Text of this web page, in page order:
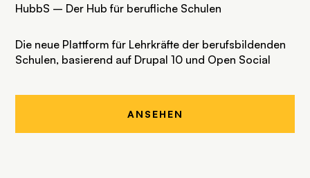
HubbS – Der Hub für berufliche Schulen
Die neue Plattform für Lehrkräfte der berufsbildenden
Schulen, basierend auf Drupal 10 und Open Social
ANSEHEN